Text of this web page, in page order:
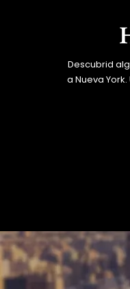
Descubrid
a Nueva